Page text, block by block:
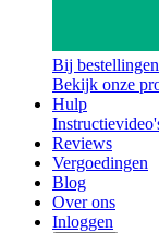
Bij
Bekijk onze
Hulp
Reviews
Vergoedingen
Blog
Over ons
Inloggen